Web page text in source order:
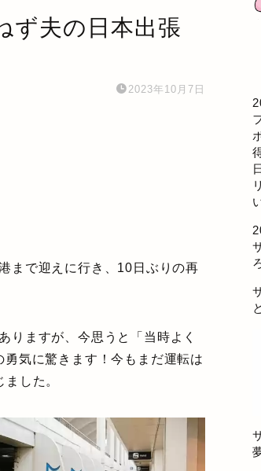
ず夫の日本出張
2023年10月7日
まで迎えに行き、10日ぶりの再
りますが、今思うと「当時よく
気に驚きます！今もまだ運転は
した。